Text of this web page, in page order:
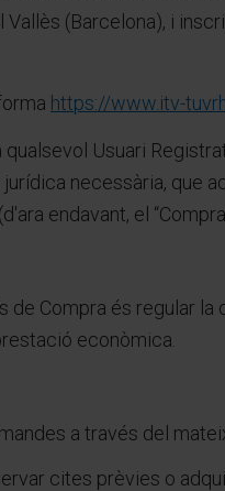
Vallès (Barcelona), i
https://www.itv-
Usuari
necessària, que
endavant, el
de Compra és regular
econòmica.
a través del
cites prèvies o